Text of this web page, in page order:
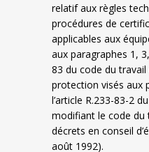
relatif aux règles
procédures de
applicables aux
aux paragraphes 1,
83 du code du
protection visés aux
l’article R.233-83-2
modifiant le code du
décrets en conseil
août 1992).